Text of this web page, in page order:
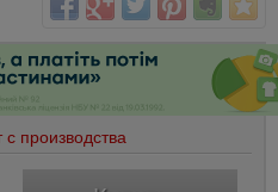
с производства